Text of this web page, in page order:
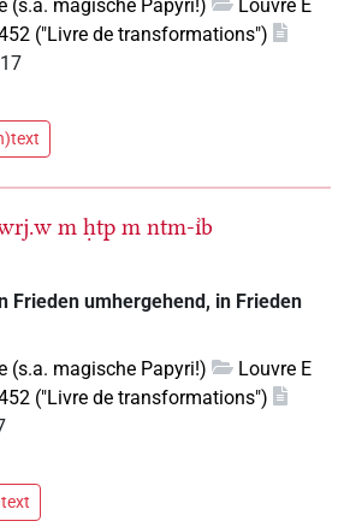
(s.a. magische Papyri!)
Louvre E
("Livre de transformations")
m ḥtp m ntm-ı͗b
Frieden umhergehend, in Frieden
(s.a. magische Papyri!)
Louvre E
("Livre de transformations")